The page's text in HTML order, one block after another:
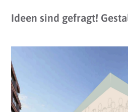
Ideen sind gefragt!